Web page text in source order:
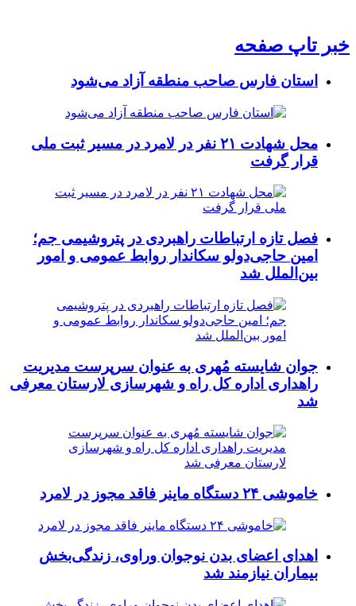
خبر تاپ صفحه
استان فارس صاحب منطقه آزاد می‌شود
محل شهادت ۲۱ نفر در لامرد در مسیر ثبت ملی
قرار گرفت
فصل تازه ارتباطات راهبردی در پتروشیمی جم؛
امین حاجی‌دولو سکاندار روابط عمومی و امور
بین‌الملل شد
جوان شایسته مُهری به عنوان سرپرست مدیریت
راهداری اداره کل راه و شهرسازی لارستان معرفی
شد
خاموشی ۲۴ دستگاه ماینر فاقد مجوز در لامرد
اهدای اعضای بدن نوجوان وراوی، زندگی‌بخش
بیماران نیازمند شد